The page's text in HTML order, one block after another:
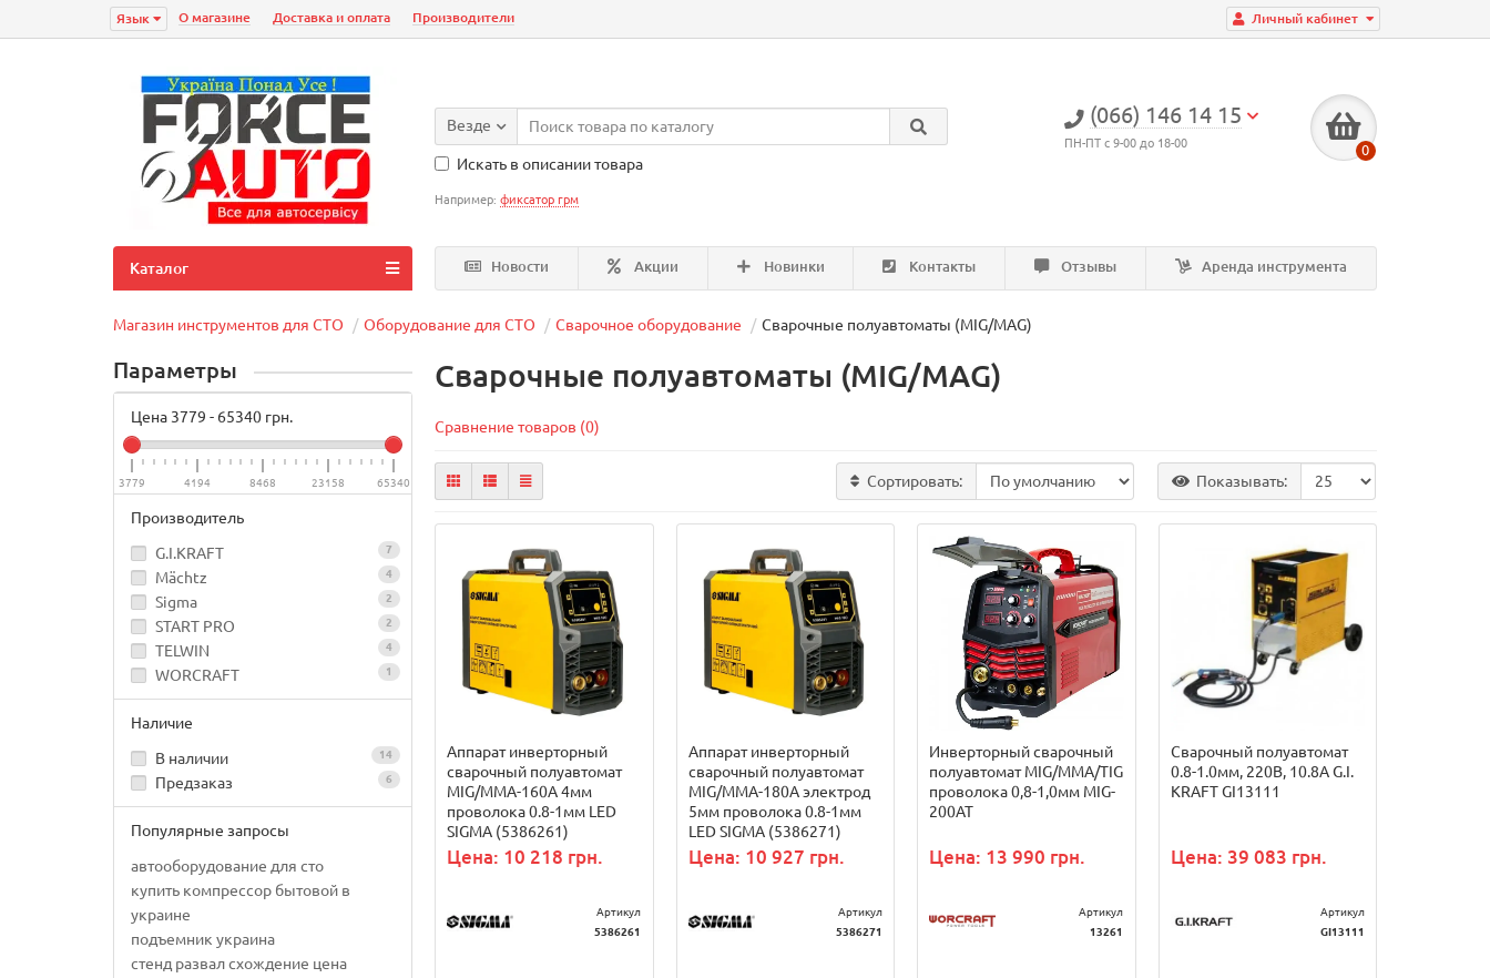
Личный кабинет
Язык О магазине Доставка и оплата Производители
(066) 146 14 15
ПН-ПТ с 9-00 до 18-00 0
Везде
Искать в описании товара
Например: фиксатор грм
Новости Акции Новинки Контакты Отзывы Аренда инструмента
Каталог
Магазин инструментов для СТО Оборудование для СТО Сварочное оборудование Сварочные полуавтоматы (MIG/MAG)
Параметры
Цена 3779 - 65340 грн.
3779 4194 8468 23158 65340
Производитель
G.I.KRAFT
7
Mächtz 4
Sigma 2
START PRO 2
TELWIN 4
WORCRAFT 1
Наличие
В наличии
14
Предзаказ 6
Популярные запросы
автооборудование для сто
купить компрессор бытовой в
украине
подъемник украина
стенд развал схождение цена
Сварочные полуавтоматы (MIG/MAG)
Сравнение товаров (0)
Сортировать: Показывать:
Аппарат инверторный
сварочный полуавтомат
МIG/MMA-160А 4мм
проволока 0.8-1мм LED
SIGMA (5386261)
Цена: 10 218 грн.
Артикул
5386261
Аппарат инверторный
сварочный полуавтомат
МIG/MMA-180А электрод
5мм проволока 0.8-1мм
LED SIGMA (5386271)
Цена: 10 927 грн.
Артикул
5386271
Инверторный сварочный
полуавтомат МIG/MMA/TIG
проволока 0,8-1,0мм MIG-
200AT
Цена: 13 990 грн.
Артикул
13261
Сварочный полуавтомат
0.8-1.0мм, 220В, 10.8А G.I.
KRAFT GI13111
Цена: 39 083 грн.
Артикул
GI13111